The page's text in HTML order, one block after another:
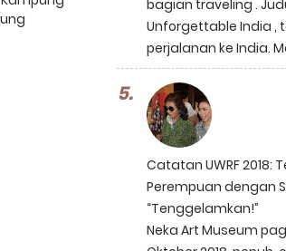
bagian traveling .
Unforgettable India ,
perjalanan ke India.
Catatan UWRF 2018:
Perempuan dengan
“Tenggelamkan!”
Neka Art Museum